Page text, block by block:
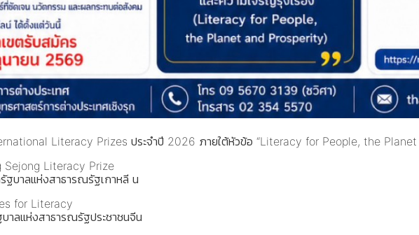
Literacy Prizes ประจำปี 2026 ภายใต้หัวข้อ “Literacy for People, the
Sejong Literacy Prize
ฐบาลแห่งสาธารณรัฐเกาหลี น
for Literacy
าลแห่งสาธารณรัฐประชาชนจีน